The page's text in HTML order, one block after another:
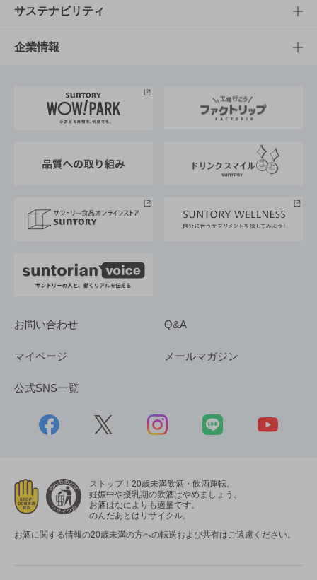
商品発売情報
栄養成分一覧
キャンペーン
工場見学
地域情報
文化・スポーツTOP
サントリーホール
サントリーサンバーズ大阪
サステナビリティ
サステナビリティTOP
サントリーが考えるサステナビリティ経営
企業情報
企業概要
採用情報
お問い合わせ Q&A
マイページ メールマガジン
公式SNS一覧
ストップ！20歳未満飲酒・飲酒運転。
妊娠中や授乳期の飲酒はやめましょう。
お酒はなによりも適量です。
のんだあとはリサイクル。
お酒に関する情報の20歳未満の方への転送および共有はご遠慮ください。